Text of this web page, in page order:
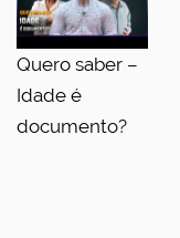
Quero saber –
Idade é
documento?